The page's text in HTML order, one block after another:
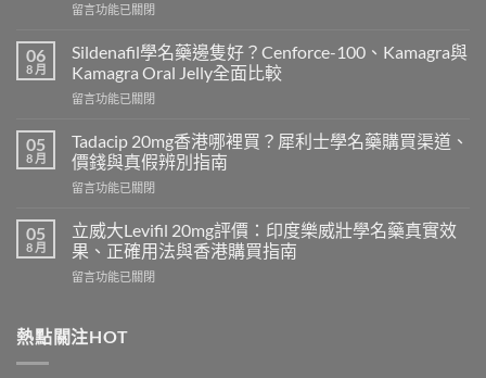
在
效
威
而
鋼
必
利
勁
怎
選？
2026
效
錢、
留言功能已關閉
06
8 月
Sildenafil學名藥邊隻好？Cenforce-100、Kamagra與
Kamagra Oral Jelly全面比較
在
學
名
藥
邊
好？
Cenforce-
100、
Kamagra
Oral
留言功能已關閉
05
8 月
Tadacip 20mg香港哪裡買？犀利士學名藥購買渠道、
價錢與真假辨別指南
在
20mg
香
港
哪
犀
留言功能已關閉
05
8 月
立威大Levifil 20mg評價：印度樂威壯學名藥真實效
果、正確用法與香港購買指南
在
大
Levifil
留言功能已關閉
熱點關注HOT